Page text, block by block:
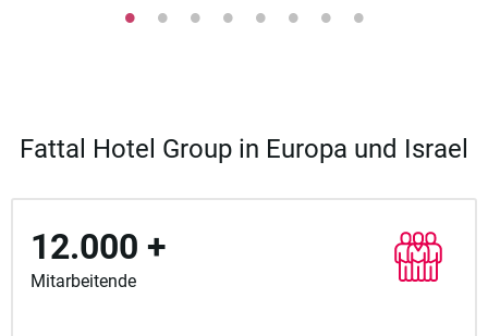
Fattal Hotel Group in Europa und Israel
12.000 +
Mitarbeitende